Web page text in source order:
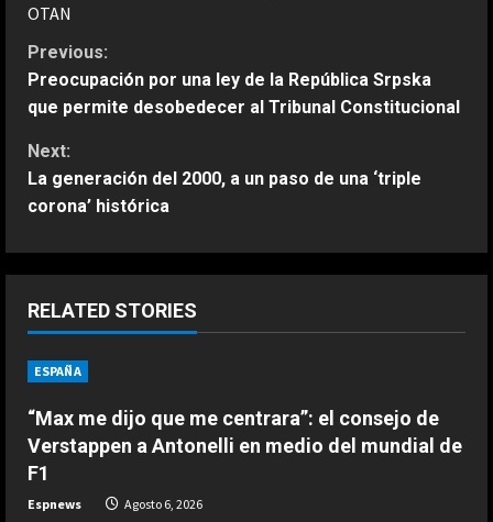
OTAN
C
o
n
t
i
u
e
R
e
Previous:
Preocupación por una ley de la República Srpska
que permite desobedecer al Tribunal Constitucional
Next:
La generación del 2000, a un paso de una ‘triple
corona’ histórica
RELATED STORIES
ESPAÑA
“Max me dijo que me centrara”: el consejo de
Verstappen a Antonelli en medio del mundial de
F1
Espnews Agosto 6, 2026
2
consejo de Verstappen a Antonelli
en medio del mundial de F1
ESPAÑA